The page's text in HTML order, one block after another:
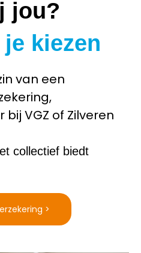
jou?
kiezen
van een
bij VGZ of Zilveren
collectief biedt
>